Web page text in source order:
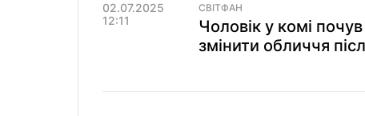
02.07.2025
12:11
СВІТФАН
Чоловік у комі
змінити обличчя